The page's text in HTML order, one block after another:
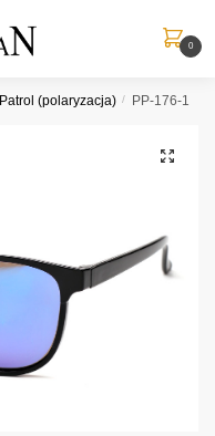
0
Patrol (polaryzacja) / PP-176-1